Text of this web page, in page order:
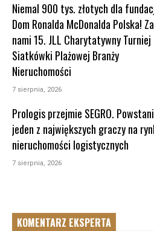
Niemal 900 tys. złotych dla
Dom Ronalda McDonalda Polska! Za
nami 15. JLL Charytatywny Turniej
Siatkówki Plażowej Branży
Nieruchomości
7 sierpnia, 2026
Prologis przejmie SEGRO.
jeden z największych graczy na
nieruchomości logistycznych
7 sierpnia, 2026
KOMENTARZ EKSPERTA